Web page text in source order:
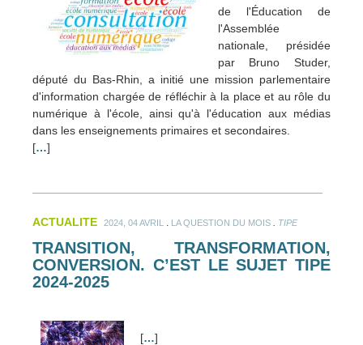
de l'Éducation de
l'Assemblée
nationale, présidée
par Bruno Studer,
député du Bas-Rhin, a initié une mission parlementaire
d'information chargée de réfléchir à la place et au rôle du
numérique à l'école, ainsi qu'à l'éducation aux médias
dans les enseignements primaires et secondaires.
[…]
ACTUALITE 2024, 04 AVRIL LA QUESTION DU MOIS TIPE
TRANSITION, TRANSFORMATION,
CONVERSION. C’EST LE SUJET TIPE
2024-2025
[…]